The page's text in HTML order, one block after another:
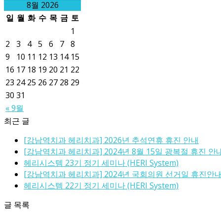
8월 2026
일 월 화 수 목 금 토
« 9월
1
2
3 4 5 6 7 8
9
10 11 12 13 14 15
16 17 18 19 20 21 22
23 24 25 26 27 28 29
30 31
최근 글
[강남역치과 헤리치과] 2026년 추석연휴 휴진 안내
[강남역치과 헤리치과] 2024년 8월 15일 광복절 휴진 안
헤리시스템 23기 정기 세미나 (HERI System)
[강남역치과 헤리치과] 2024년 국회의원 선거일 휴진안
헤리시스템 22기 정기 세미나 (HERI System)
글 목록